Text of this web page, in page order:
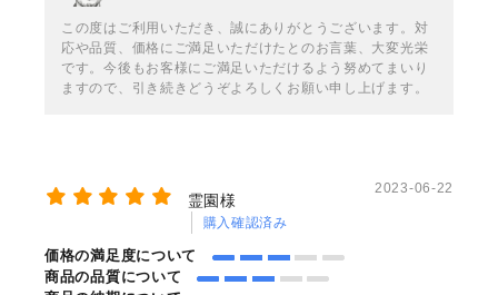
この度はご利用いただき、誠にありがとうございます。対
応や品質、価格にご満足いただけたとのお言葉、大変光栄
です。今後もお客様にご満足いただけるよう努めてまいり
ますので、引き続きどうぞよろしくお願い申し上げます。
霊園様
購入確認済み
2023-06-22
価格の満足度について
商品の品質について